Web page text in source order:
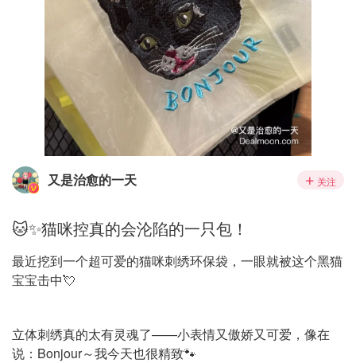
又是治愈的一天 关注
🐱✨猫咪控真的会沦陷的一只包！
最近挖到一个超可爱的猫咪刺绣环保袋，一眼就被这个黑猫
宝宝击中💘
立体刺绣真的太有灵魂了——小表情又傲娇又可爱，像在
说：Bonjour～我今天也很精致🐾